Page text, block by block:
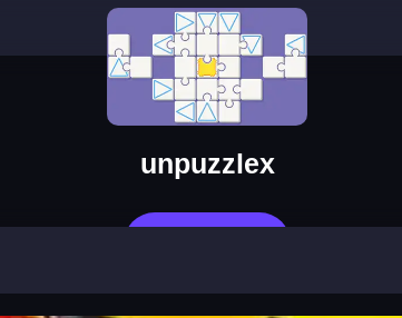
unpuzzlex